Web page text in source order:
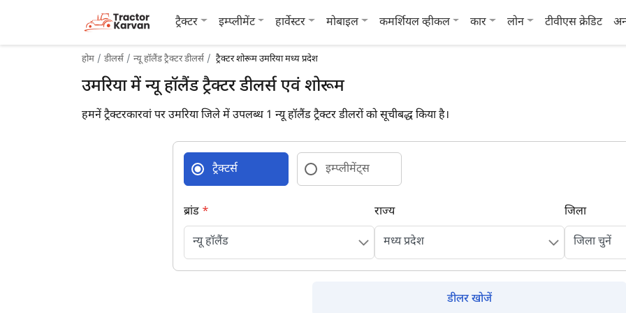
ट्रैक्टर इम्प्लीमेंट हार्वेस्टर मोबाइल कमर्शियल व्हीकल कार लोन टीवीएस क्रेडिट
होम डीलर्स न्यू हॉलैंड ट्रैक्टर डीलर्स ट्रैक्टर शोरूम उमरिया मध्य प्रदेश
उमरिया में न्यू हॉलैंड ट्रैक्टर डीलर्स एवं शोरूम
हमनें ट्रैक्टरकारवां पर उमरिया जिले में उपलब्ध 1 न्यू हॉलैंड ट्रैक्टर डीलरों को सूचीबद्ध किया है।
ट्रैक्टर्स इम्प्लीमेंट्स
ब्रांड * राज्य जिला
डीलर खोजें